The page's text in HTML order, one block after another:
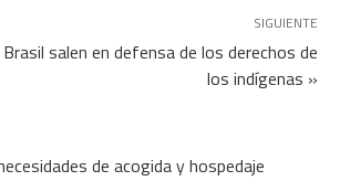
SIGUIENTE
salen en defensa de los derechos de
los indígenas »
de acogida y hospedaje